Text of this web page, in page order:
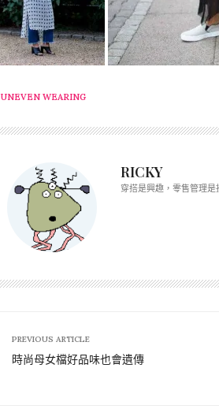
UNEVEN WEARING
RICKY
穿搭是興趣，零售管理
PREVIOUS ARTICLE
時尚母女檔好品味也會遺傳